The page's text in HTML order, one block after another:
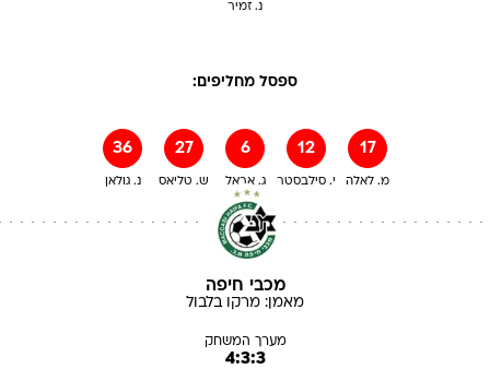
נ. זמיר
ספסל מחליפים:
36
נ. גולאן
27
ש. טליאס
6
ג. אראל
12
י. סילבסטר
17
מ. לאלה
מכבי חיפה
מאמן: מרקו בלבול
מערך המשחק
4:3:3